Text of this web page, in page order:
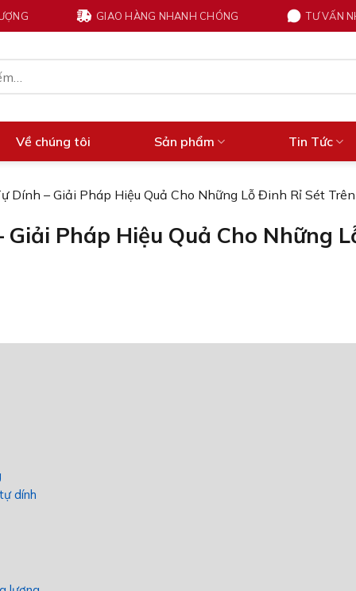
GIAO HÀNG NHANH CHÓNG TƯ VẤN
Về chúng tôi Sản phẩm Tin Tức
Dính – Giải Pháp Hiệu Quả Cho Những Lỗ Đinh Rỉ Sét
Giải Pháp Hiệu Quả Cho Những
dính